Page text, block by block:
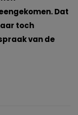
Dat
toch
van de